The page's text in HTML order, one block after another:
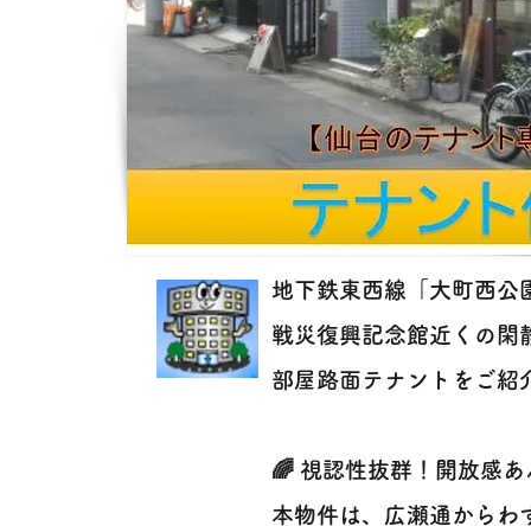
地下鉄東西線「大町西公
戦災復興記念館近くの閑
部屋路面テナントをご紹
🌈 視認性抜群！開放感
本物件は、広瀬通からわ